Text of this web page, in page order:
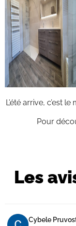
L’été arrive, c’est
Pour
Les
Cybele